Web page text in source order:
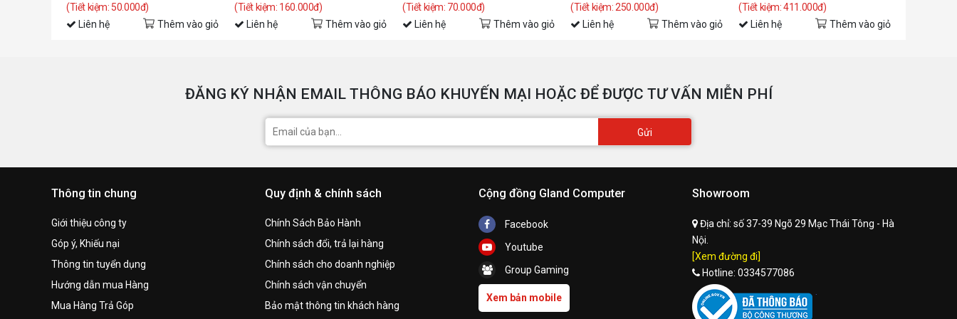
(Tiết kiệm: 50.000đ)
Liên hệ
Thêm vào giỏ
(Tiết kiệm: 160.000đ)
Liên hệ
Thêm vào giỏ
(Tiết kiệm: 70.000đ)
Liên hệ
Thêm vào giỏ
(Tiết kiệm: 250.000đ)
Liên hệ
Thêm vào giỏ
(Tiết kiệm: 411.000đ)
Liên hệ
Thêm vào giỏ
ĐĂNG KÝ NHẬN EMAIL THÔNG BÁO KHUYẾN MẠI HOẶC ĐỂ ĐƯỢC TƯ VẤN MIỄN PHÍ
Gửi
Thông tin chung
Giới thiệu công ty
Góp ý, Khiếu nại
Thông tin tuyển dụng
Hướng dẫn mua Hàng
Mua Hàng Trả Góp
Quy định & chính sách
Chính Sách Bảo Hành
Chính sách đổi, trả lại hàng
Chính sách cho doanh nghiệp
Chính sách vận chuyển
Bảo mật thông tin khách hàng
Cộng đồng Gland Computer
Facebook
Youtube
Group Gaming
Xem bản mobile
Showroom
Địa chỉ: số 37-39 Ngõ 29 Mạc Thái Tông - Hà
Nội.
[Xem đường đi]
Hotline: 0334577086